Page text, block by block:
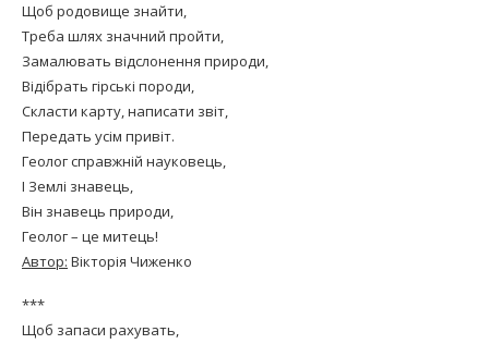
Щоб родовище знайти,
Треба шлях значний пройти,
Замалювать відслонення природи,
Відібрать гірські породи,
Скласти карту, написати звіт,
Передать усім привіт.
Геолог справжній науковець,
І Землі знавець,
Він знавець природи,
Геолог – це митець!
Автор: Вікторія Чиженко
***
Щоб запаси рахувать,